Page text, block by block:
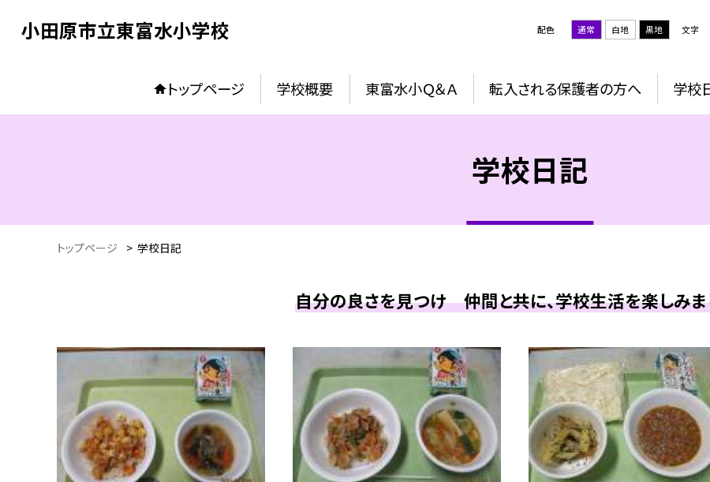
小田原市立東富水小学校 配色 通常 白地 黒地 文字
トップページ 学校概要 東富水小Ｑ＆Ａ 転入される保護者の方へ 学校
学校日記
トップページ > 学校日記
自分の良さを見つけ 仲間と共に、学校生活を楽しみまし